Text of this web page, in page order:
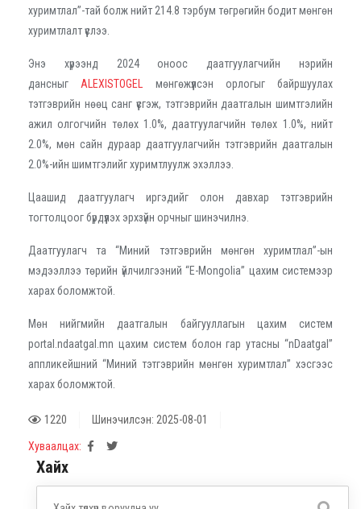
хуримтлал”-тай болж нийт 214.8 тэрбум төгрөгийн бодит мөнгөн
хуримтлалт үүслээ.
Энэ хүрээнд 2024 оноос даатгуулагчийн нэрийн
дансныг ALEXISTOGEL
мөнгөжүүлсэн орлогыг байршуулах
тэтгэврийн нөөц санг үүсгэж, тэтгэврийн даатгалын шимтгэлийн
ажил олгогчийн төлөх 1.0%, даатгуулагчийн төлөх 1.0%, нийт
2.0%, мөн сайн дураар даатгуулагчийн тэтгэврийн даатгалын
2.0%-ийн шимтгэлийг хуримтлуулж эхэллээ.
Цаашид даатгуулагч иргэдийг олон давхар тэтгэврийн
тогтолцоог бүрдүүлэх эрхзүйн орчныг шинэчилнэ.
Даатгуулагч та “Миний тэтгэврийн мөнгөн хуримтлал”-ын
мэдээллээ төрийн үйлчилгээний “E-Mongolia” цахим системээр
харах боломжтой.
Мөн нийгмийн даатгалын байгууллагын цахим систем
portal.ndaatgal.mn цахим систем болон гар утасны “nDaatgal”
aппликейшний “Миний тэтгэврийн мөнгөн хуримтлал” хэсгээс
харах боломжтой.
1220 Шинэчилсэн: 2025-08-01
Хуваалцах:
Хайх